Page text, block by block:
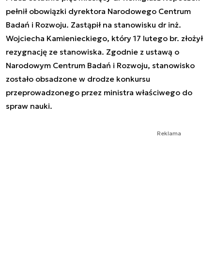
pełnił obowiązki dyrektora Narodowego Centrum
Badań i Rozwoju. Zastąpił na stanowisku dr inż.
Wojciecha Kamienieckiego, który 17 lutego br. złożył
rezygnację ze stanowiska. Zgodnie z ustawą o
Narodowym Centrum Badań i Rozwoju, stanowisko
zostało obsadzone w drodze konkursu
przeprowadzonego przez ministra właściwego do
spraw nauki.
Reklama